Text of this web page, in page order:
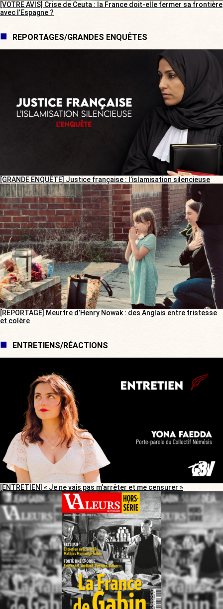
[VOTRE AVIS] Crise de Ceuta : la France doit-elle fermer sa frontière
avec l’Espagne ?
REPORTAGES/GRANDES ENQUÊTES
[GRANDE ENQUÊTE] Justice française : l’islamisation silencieuse
[REPORTAGE] Meurtre d’Henry Nowak : des Anglais entre tristesse
et colère
ENTRETIENS/RÉACTIONS
[ENTRETIEN] « Je ne vais pas m’arrêter et me censurer »